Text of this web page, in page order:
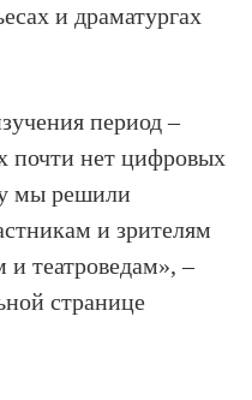
и драматургах
период –
почти нет цифровых
мы решили
и зрителям
театроведам», –
странице